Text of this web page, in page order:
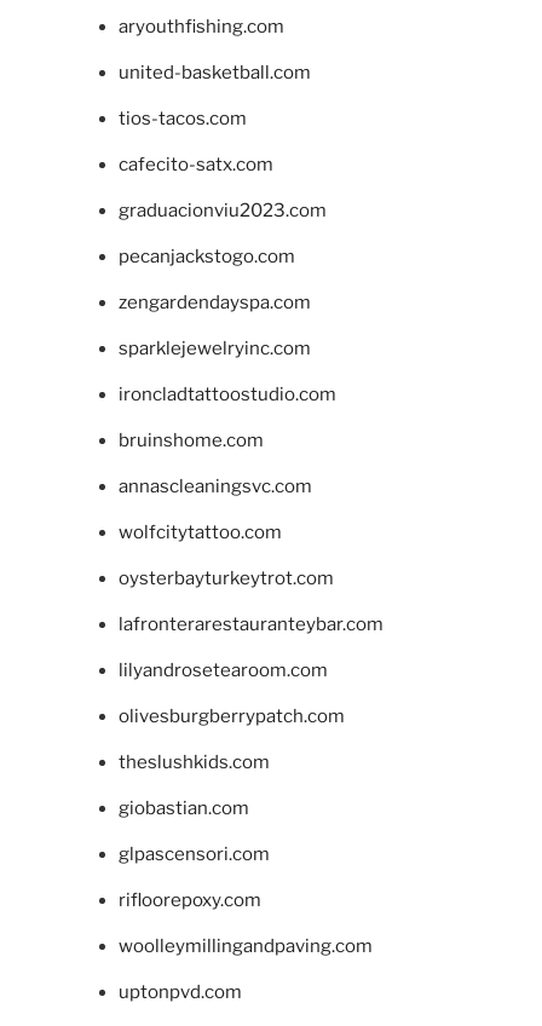
aryouthfishing.com
united-basketball.com
tios-tacos.com
cafecito-satx.com
graduacionviu2023.com
pecanjackstogo.com
zengardendayspa.com
sparklejewelryinc.com
ironcladtattoostudio.com
bruinshome.com
annascleaningsvc.com
wolfcitytattoo.com
oysterbayturkeytrot.com
lafronterarestauranteybar.com
lilyandrosetearoom.com
olivesburgberrypatch.com
theslushkids.com
giobastian.com
glpascensori.com
rifloorepoxy.com
woolleymillingandpaving.com
uptonpvd.com